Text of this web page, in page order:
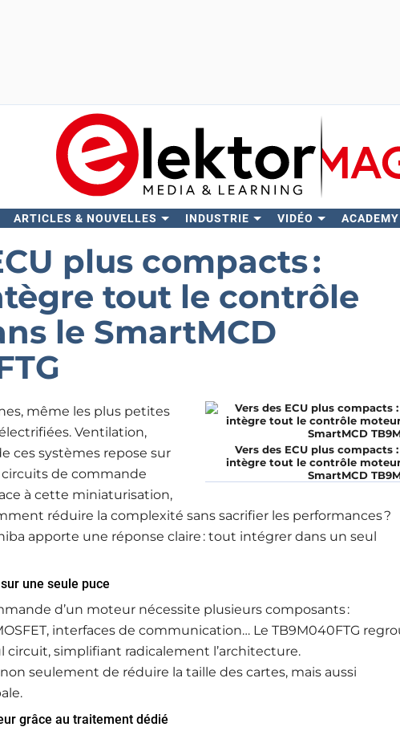
ARTICLES & NOUVELLES INDUSTRIE VIDÉO
plus compacts :
tout le contrôle
le SmartMCD
Vers des ECU plus compacts
intègre tout le contrôle
SmartMCD
même les plus petites
Ventilation,
ces systèmes repose sur
de commande
à cette miniaturisation,
réduire la complexité sans sacrifier les performances ?
apporte une réponse claire : tout intégrer dans un seul
une seule puce
d’un moteur nécessite plusieurs composants :
interfaces de communication… Le TB9M040FTG
circuit, simplifiant radicalement l’architecture.
seulement de réduire la taille des cartes, mais aussi
grâce au traitement dédié